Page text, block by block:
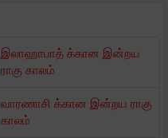
இலாஹாபாத் க்கான இன்றய
ராகு காலம்
வாரணாசி க்கான இன்றய ராகு
காலம்